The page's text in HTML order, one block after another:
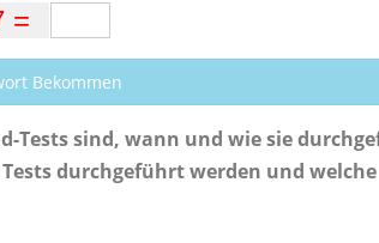
Bekommen
Tests sind, wann und wie sie
durchgeführt werden und welche